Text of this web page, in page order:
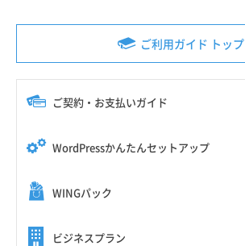
ご利用ガイド トップ
ご契約・お支払いガイド
WordPressかんたんセットアップ
WINGパック
ビジネスプラン